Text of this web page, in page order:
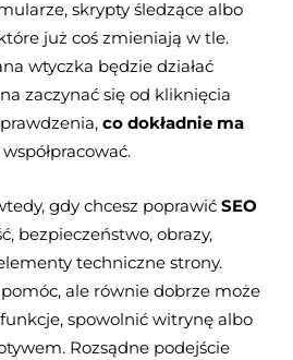
skrypty śledzące albo
już coś zmieniają w tle.
wtyczka będzie działać
zaczynać się od kliknięcia
co dokładnie ma
gdy chcesz poprawić SEO
bezpieczeństwo, obrazy,
techniczne strony.
ale równie dobrze może
spowolnić witrynę albo
Rozsądne podejście